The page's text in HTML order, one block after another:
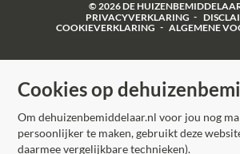
------------------------------
Spacious extended corner house with
garden, large storage shed and
green communal area
© 2026DE
PRIVACYVERKLARING
COOKIEVERKLARING
ALGEMENE
Cookies op
Om dehuizenbemiddelaar.nl voor jou nog
persoonlijker te maken, gebruikt deze
daarmee vergelijkbare technieken).